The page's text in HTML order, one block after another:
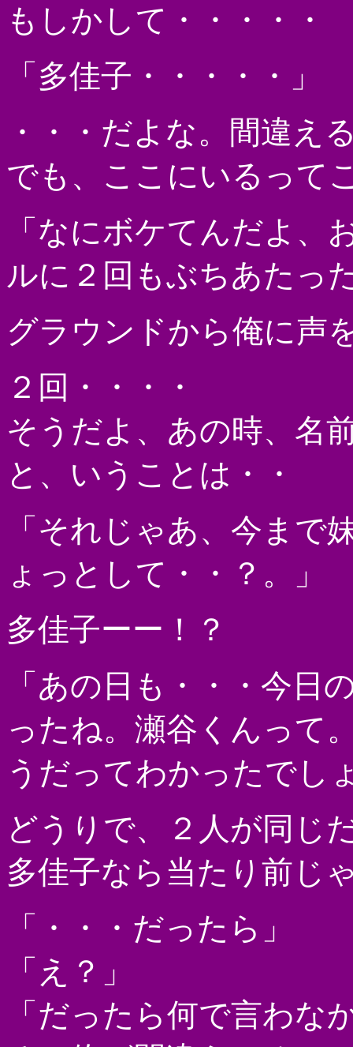
もしかして・・・・・
「多佳子・・・・・」
・・・だよな。間違え
でも、ここにいるって
「なにボケてんだよ、
ルに２回もぶちあたっ
グラウンドから俺に声
２回・・・・
そうだよ、あの時、名
と、いうことは・・
「それじゃあ、今まで
ょっとして・・？。」
多佳子ーー！？
「あの日も・・・今日
ったね。瀬谷くんって
うだってわかったでし
どうりで、２人が同じ
多佳子なら当たり前じ
「・・・だったら」
「え？」
「だったら何で言わな